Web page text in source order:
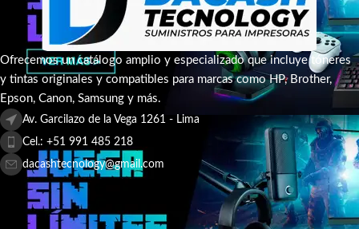
Ofrecemos un catálogo amplio y especializado que incluye tóneres
y tintas originales y compatibles para marcas como HP, Brother,
Epson, Canon, Samsung y más.
Av. Garcilazo de la Vega 1261 - Lima
Cel.: +51 991 485 218
dacashtecnology@gmail.com